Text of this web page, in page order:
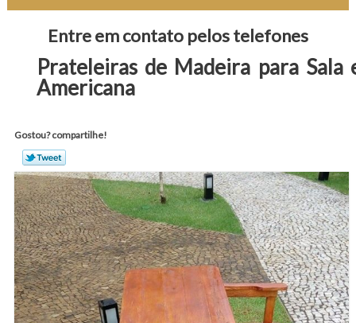
Entre em contato pelos telefones
Prateleiras de Madeira para Sala
Americana
Gostou? compartilhe!